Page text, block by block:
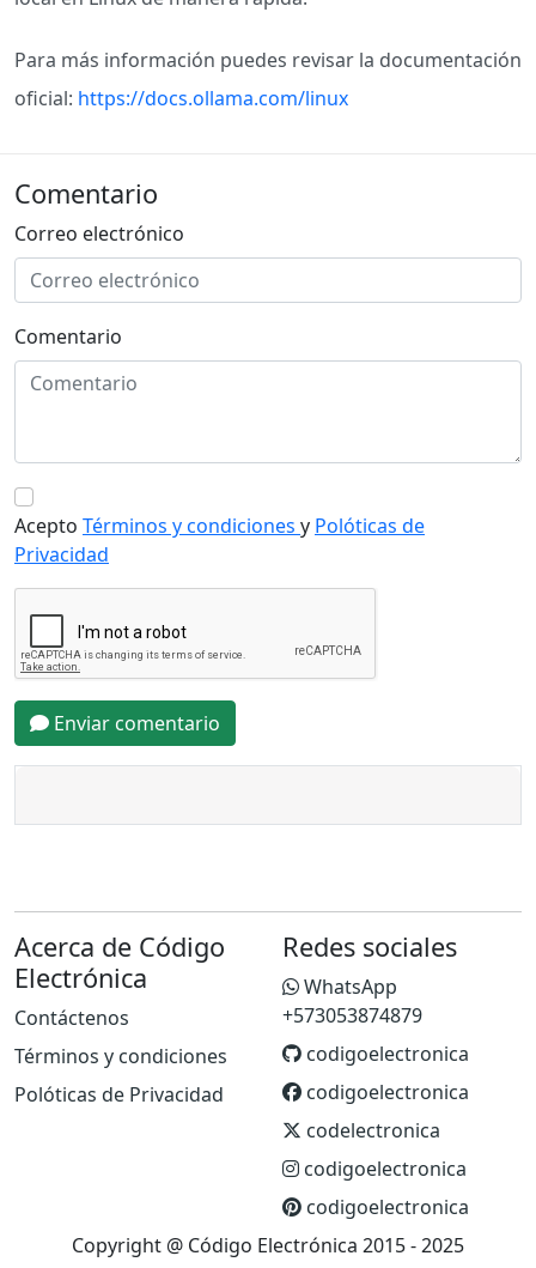
Para más información puedes revisar la documentación
oficial: https://docs.ollama.com/linux
Comentario
Correo electrónico
Comentario
Acepto Términos y condiciones y Polóticas de
Privacidad
Enviar comentario
Acerca de Código
Electrónica
Contáctenos
Términos y condiciones
Polóticas de Privacidad
Redes sociales
WhatsApp
+573053874879
codigoelectronica
codigoelectronica
codelectronica
codigoelectronica
codigoelectronica
Copyright @ Código Electrónica 2015 - 2025